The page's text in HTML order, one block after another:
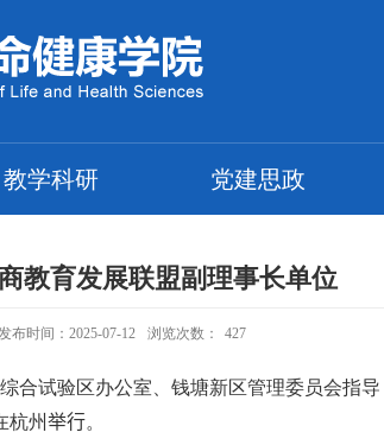
教学科研 党建思政
教育发展联盟副理事长单位
布时间：2025-07-12 浏览次数： 427
合试验区办公室、钱塘新区管理委员会指
杭州举行。